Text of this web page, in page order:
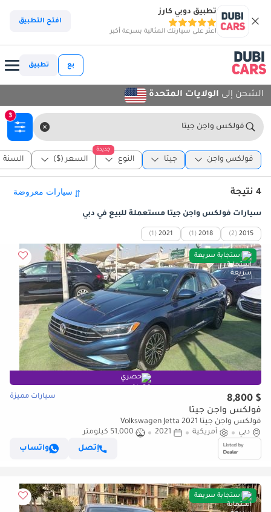
تطبيق دوبي كارز
اعثر على سيارتك المثالية بسرعة أكبر
افتح التطبيق
بع تطبيق
الشحن إلى الولايات المتحدة
فولكس واجن جيتا
3
فولكس واجن جيتا
جديدة
النوع السعر ($) السنة
4 نتيجة
سيارات فولكس واجن جيتا مستعملة للبيع في دبي
2015
(2)
2018
(1)
2021
(1)
استجابة سريعة
حصري
$ 8,800 سيارات مميزة
فولكس واجن جيتا
فولكس واجن جيتا 2021 Volkswagen Jetta
دبي
أمريكية 2021
51,000 كيلومتر
إتصل
واتساب
استجابة سريعة